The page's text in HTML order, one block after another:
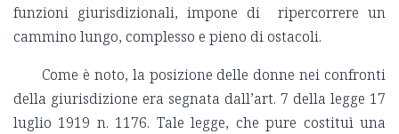
funzioni giurisdizionali, impone di ripercorrere un
cammino lungo, complesso e pieno di ostacoli.
Come è noto, la posizione delle donne nei confronti
della giurisdizione era segnata dall’art. 7 della legge 17
luglio 1919 n. 1176. Tale legge, che pure costituì una